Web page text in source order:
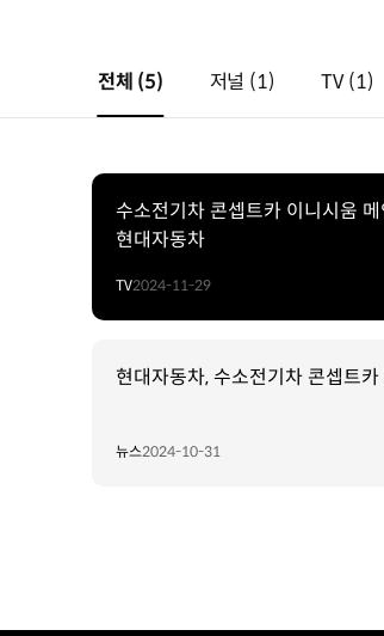
전체 (5) 저널 (1) TV(1)
수소전기차 콘셉트카 이니시움
현대자동차
TV2024-11-29
현대자동차, 수소전기차 콘셉트카
뉴스2024-10-31